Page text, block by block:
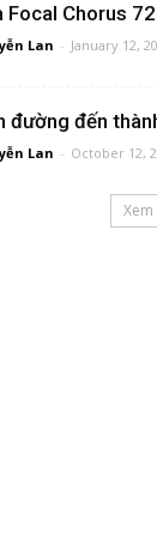
Focal Chorus
Lan - January 12,
đường đến
Lan - October 12,